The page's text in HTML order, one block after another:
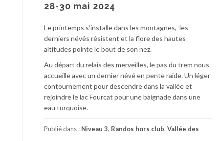
28-30 mai 2024
Le printemps s’installe dans les montagnes, les
derniers névés résistent et la flore des hautes
altitudes pointe le bout de son nez.
Au départ du relais des merveilles, le pas du trem nous
accueille avec un dernier névé en pente raide. Un léger
contournement pour descendre dans la vallée et
rejoindre le lac Fourcat pour une baignade dans une
eau turquoise.
Publié dans : Niveau 3, Randos hors club, Vallée des